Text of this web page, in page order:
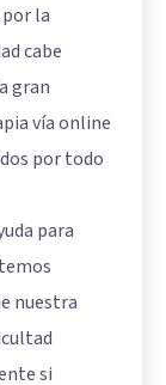
la
cabe
gran
vía online
por todo
para
nuestra
si